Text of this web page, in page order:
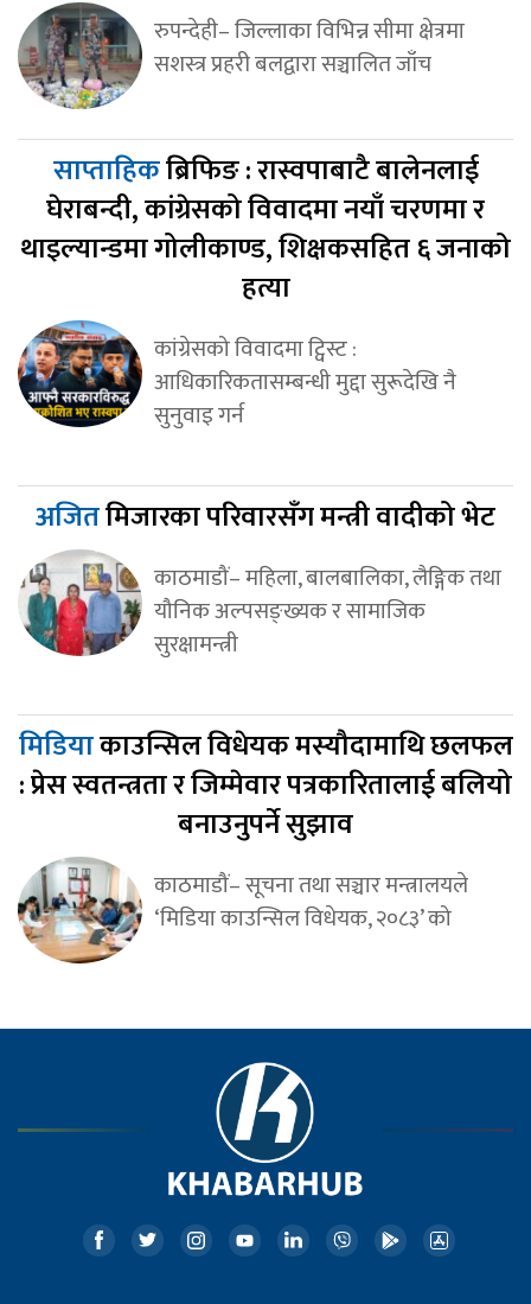
रुपन्देही– जिल्लाका विभिन्न सीमा क्षेत्रमा
सशस्त्र प्रहरी बलद्वारा सञ्चालित जाँच
साप्ताहिकब्रिफिङ : रास्वपाबाटै बालेनलाई
घेराबन्दी, कांग्रेसको विवादमा नयाँ चरणमा र
थाइल्यान्डमा गोलीकाण्ड, शिक्षकसहित ६ जनाको
हत्या
कांग्रेसको विवादमा ट्विस्ट :
आधिकारिकतासम्बन्धी मुद्दा सुरूदेखि नै
सुनुवाइ गर्न
अजितमिजारका परिवारसँग मन्त्री वादीको भेट
काठमाडौं– महिला, बालबालिका, लैङ्गिक तथा
यौनिक अल्पसङ्ख्यक र सामाजिक
सुरक्षामन्त्री
मिडियाकाउन्सिल विधेयक मस्यौदामाथि छलफल
: प्रेस स्वतन्त्रता र जिम्मेवार पत्रकारितालाई बलियो
बनाउनुपर्ने सुझाव
काठमाडौं– सूचना तथा सञ्चार मन्त्रालयले
‘मिडिया काउन्सिल विधेयक, २०८३’ को